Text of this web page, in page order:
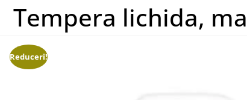
Tempera lichida,
Reduceri!